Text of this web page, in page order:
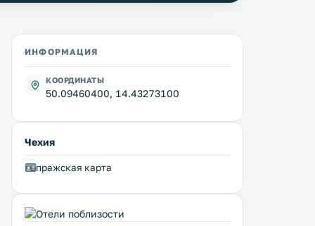
0 км
My Mucha's Old Prague
0 км
Emanuel Apartment
ИНФОРМАЦИЯ
КООРДИНАТЫ
50.09460400, 14.43273100
Чехия
пражская карта